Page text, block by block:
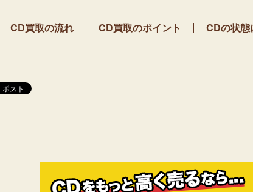
CD買取の流れ CD買取のポイント CDの状態